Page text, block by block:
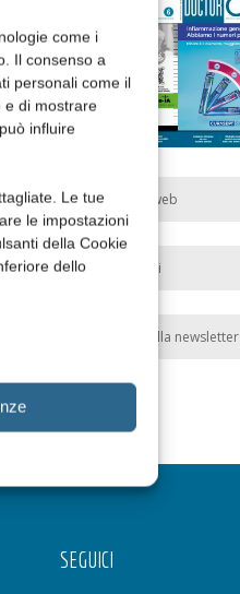
come i
Il consenso a
personali come il
e di mostrare
influire
Le tue
le impostazioni
della Cookie
dello
Edicola web
Abbonati
Iscriviti alla newsletter
SEGUICI